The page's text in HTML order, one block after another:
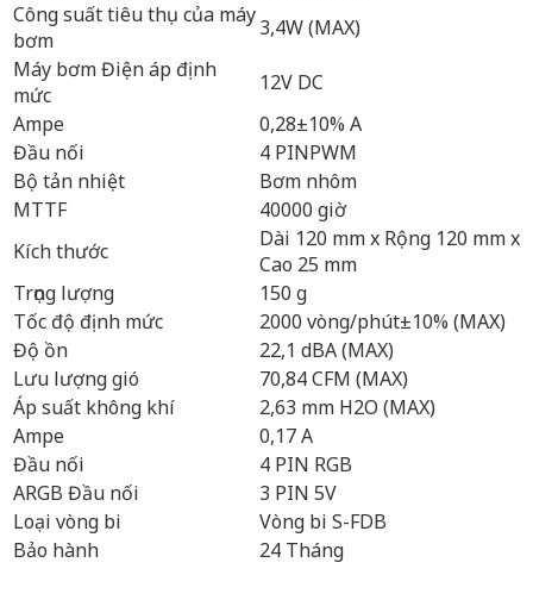
Công suất tiêu thụ của máy
bơm
3,4W (MAX)
Máy bơm Điện áp định
mức
12V DC
Ampe
0,28±10% A
Đầu nối
4 PINPWM
Bộ tản nhiệt
Bơm nhôm
MTTF
40000 giờ
Kích thước
Dài 120 mm x Rộng 120 mm x
Cao 25 ​​mm
Trọng lượng
150 g
Tốc độ định mức
2000 vòng/phút±10% (MAX)
Độ ồn
22,1 dBA (MAX)
Lưu lượng gió
70,84 CFM (MAX)
Áp suất không khí
2,63 mm H2O (MAX)
Ampe
0,17 A
Đầu nối
4 PIN RGB
ARGB Đầu nối
3 PIN 5V
Loại vòng bi
Vòng bi S-FDB
Bảo hành
24 Tháng